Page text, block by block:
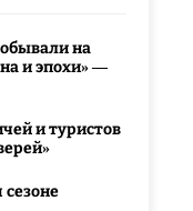
на
и эпохи» —
и туристов
сезоне